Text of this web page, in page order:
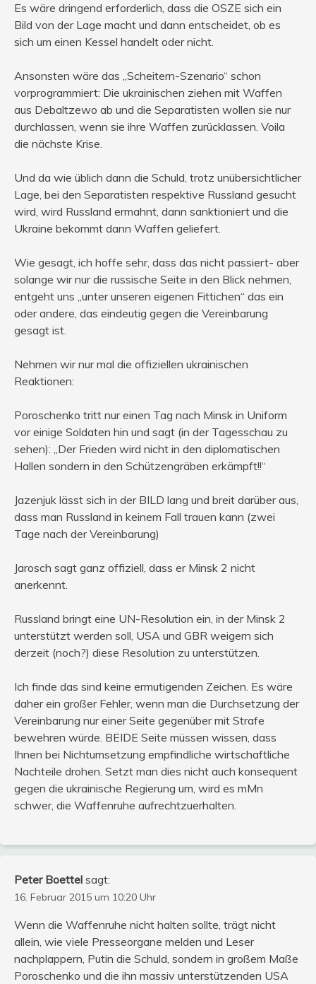
Es wäre dringend erforderlich, dass die OSZE sich ein
Bild von der Lage macht und dann entscheidet, ob es
sich um einen Kessel handelt oder nicht.
Ansonsten wäre das „Scheitern-Szenario“ schon
vorprogrammiert: Die ukrainischen ziehen mit Waffen
aus Debaltzewo ab und die Separatisten wollen sie nur
durchlassen, wenn sie ihre Waffen zurücklassen. Voila
die nächste Krise.
Und da wie üblich dann die Schuld, trotz unübersichtlicher
Lage, bei den Separatisten respektive Russland gesucht
wird, wird Russland ermahnt, dann sanktioniert und die
Ukraine bekommt dann Waffen geliefert.
Wie gesagt, ich hoffe sehr, dass das nicht passiert- aber
solange wir nur die russische Seite in den Blick nehmen,
entgeht uns „unter unseren eigenen Fittichen“ das ein
oder andere, das eindeutig gegen die Vereinbarung
gesagt ist.
Nehmen wir nur mal die offiziellen ukrainischen
Reaktionen:
Poroschenko tritt nur einen Tag nach Minsk in Uniform
vor einige Soldaten hin und sagt (in der Tagesschau zu
sehen): „Der Frieden wird nicht in den diplomatischen
Hallen sondern in den Schützengräben erkämpft!!“
Jazenjuk lässt sich in der BILD lang und breit darüber aus,
dass man Russland in keinem Fall trauen kann (zwei
Tage nach der Vereinbarung)
Jarosch sagt ganz offiziell, dass er Minsk 2 nicht
anerkennt.
Russland bringt eine UN-Resolution ein, in der Minsk 2
unterstützt werden soll, USA und GBR weigern sich
derzeit (noch?) diese Resolution zu unterstützen.
Ich finde das sind keine ermutigenden Zeichen. Es wäre
daher ein großer Fehler, wenn man die Durchsetzung der
Vereinbarung nur einer Seite gegenüber mit Strafe
bewehren würde. BEIDE Seite müssen wissen, dass
Ihnen bei Nichtumsetzung empfindliche wirtschaftliche
Nachteile drohen. Setzt man dies nicht auch konsequent
gegen die ukrainische Regierung um, wird es mMn
schwer, die Waffenruhe aufrechtzuerhalten.
Peter Boettel sagt:
16. Februar 2015 um 10:20 Uhr
Wenn die Waffenruhe nicht halten sollte, trägt nicht
allein, wie viele Presseorgane melden und Leser
nachplappern, Putin die Schuld, sondern in großem Maße
Poroschenko und die ihn massiv unterstützenden USA